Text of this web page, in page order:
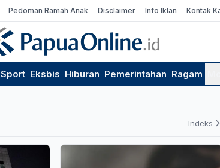
Pedoman Ramah Anak Disclaimer Info Iklan Kontak
Sport Eksbis Hiburan Pemerintahan Ragam
Indeks